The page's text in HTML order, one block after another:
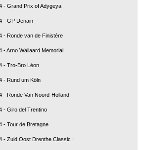
- Grand Prix of Adygeya
- GP Denain
- Ronde van de Finistère
- Arno Wallaard Memorial
- Tro-Bro Léon
- Rund um Köln
- Ronde Van Noord-Holland
- Giro del Trentino
- Tour de Bretagne
- Zuid Oost Drenthe Classic I